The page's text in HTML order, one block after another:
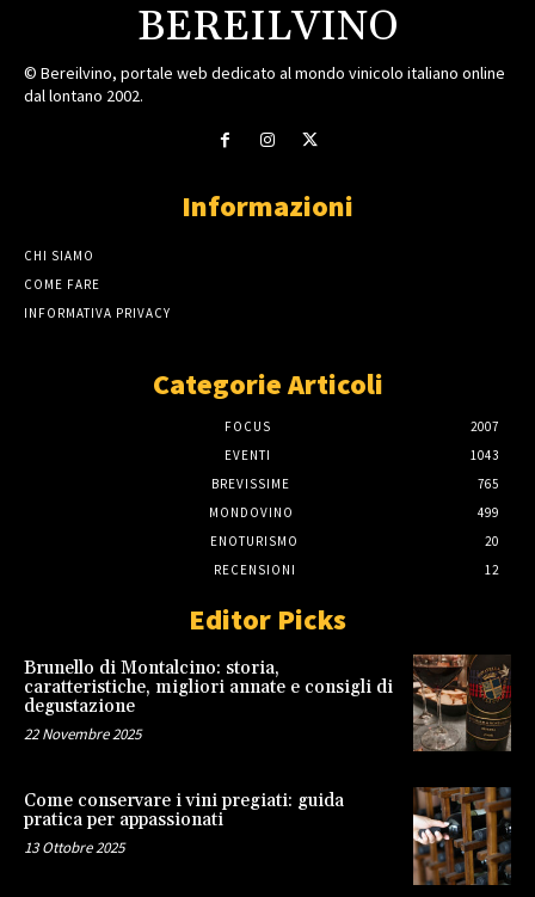
BEREILVINO
© Bereilvino, portale web dedicato al mondo vinicolo italiano online
dal lontano 2002.
Informazioni
CHI SIAMO
COME FARE
INFORMATIVA PRIVACY
Categorie Articoli
FOCUS
2007
EVENTI
1043
BREVISSIME
765
MONDOVINO
499
ENOTURISMO
20
RECENSIONI
12
Editor Picks
Brunello di Montalcino: storia,
caratteristiche, migliori annate e consigli di
degustazione
22 Novembre 2025
Come conservare i vini pregiati: guida
pratica per appassionati
13 Ottobre 2025